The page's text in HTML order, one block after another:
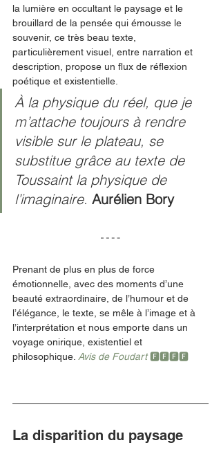
la lumière en occultant le paysage et le
brouillard de la pensée qui émousse le
souvenir, ce très beau texte,
particulièrement visuel, entre narration et
description, propose un flux de réflexion
poétique et existentielle.
À la physique du réel, que je
m’attache toujours à rendre
visible sur le plateau, se
substitue grâce au texte de
Toussaint la physique de
l’imaginaire. Aurélien Bory
Prenant de plus en plus de force
émotionnelle, avec des moments d’une
beauté extraordinaire, de l’humour et de
l’élégance, le texte, se mêle à l’image et à
l’interprétation et nous emporte dans un
voyage onirique, existentiel et
philosophique. Avis de Foudart 🅵🅵🅵🅵
La disparition du paysage